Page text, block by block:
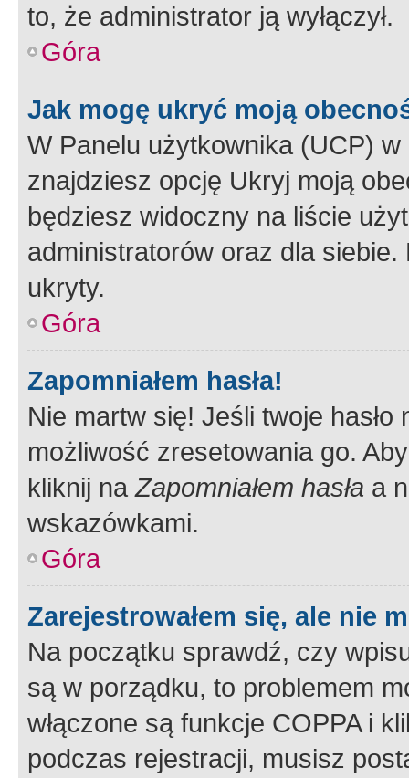
to, że administrator ją wyłączył.
Góra
Jak mogę ukryć moją
W Panelu użytkownika (UCP) w
znajdziesz opcję Ukryj moją
będziesz widoczny na liście
administratorów oraz dla
ukryty.
Góra
Zapomniałem hasła!
Nie martw się! Jeśli twoje
możliwość zresetowania go.
kliknij naZapomniałem hasła a
wskazówkami.
Góra
Zarejestrowałem się, ale nie
Na początku sprawdź, czy
są w porządku, to problemem
włączone są funkcje COPPA i
podczas rejestracji, musisz